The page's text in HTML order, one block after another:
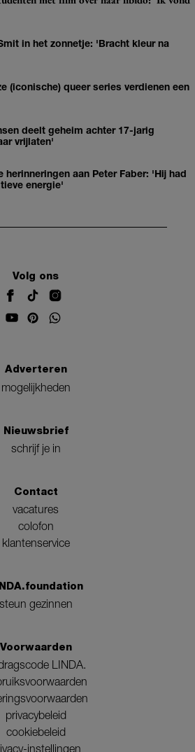
in het zonnetje: 'Bracht kleur na
(iconische) queer series verdienen een
deelt geheim achter 17-jarig
vrijlaten'
aan Peter Faber: 'Hij had
energie'
Volg ons
Adverteren
mogelijkheden
Nieuwsbrief
schrijf je in
Contact
vacatures
colofon
klantenservice
steun gezinnen
Voorwaarden
LINDA.
privacybeleid
cookiebeleid
instellingen